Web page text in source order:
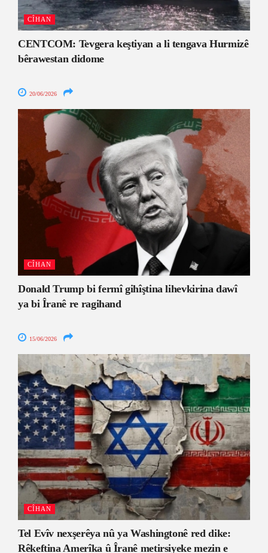
CÎHAN
CENTCOM: Tevgera keştiyan a li tengava Hurmizê
bêrawestan didome
20/06/2026
CÎHAN
Donald Trump bi fermî gihîştina lihevkirina dawî
ya bi Îranê re ragihand
15/06/2026
CÎHAN
Tel Evîv nexşerêya nû ya Washingtonê red dike:
Rêkeftina Amerîka û Îranê metirsiyeke mezin e